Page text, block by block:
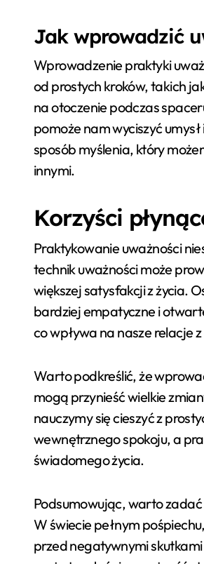
Jak wprowadzić
Wprowadzenie praktyki
od prostych kroków, takich
na otoczenie podczas
pomoże nam wyciszyć
sposób myślenia, który
innymi.
Korzyści
Praktykowanie uważności
technik uważności może
większej satysfakcji z życia.
bardziej empatyczne i
co wpływa na nasze relacje
Warto podkreślić, że
mogą przynieść wielkie
nauczymy się cieszyć z
wewnętrznego spokoju, a
świadomego życia.
Podsumowując, warto
W świecie pełnym
przed negatywnymi